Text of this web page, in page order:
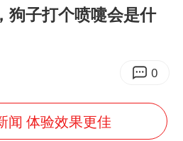
西湖突现狂风暴雨 游客瞬间被浇透
狗子打个喷嚏会是什
0
闻 体验效果更佳